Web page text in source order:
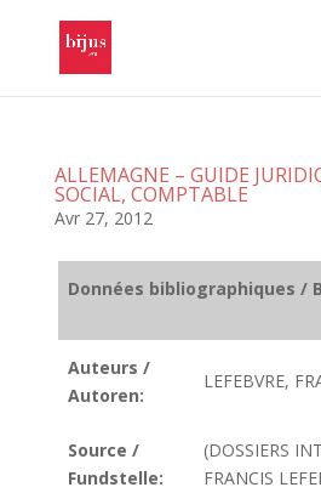
ALLEMAGNE – GUIDE
SOCIAL, COMPTABLE
Avr 27, 2012
Données bibliographiques /
Auteurs /
Autoren:
LEFEBVRE,
Source /
Fundstelle:
(DOSSIERS
FRANCIS